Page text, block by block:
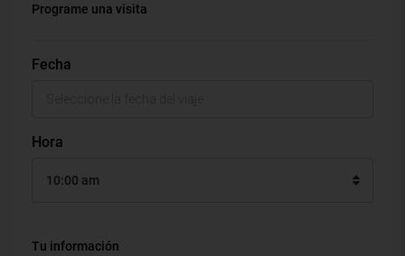
Programe una visita
Fecha
Hora
10:00 am
Tu información